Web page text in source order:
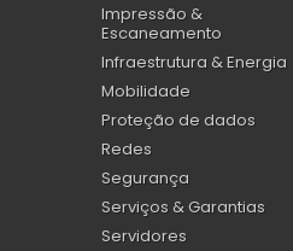
Impressão &
Escaneamento
Infraestrutura & Energia
Mobilidade
Proteção de dados
Redes
Segurança
Serviços & Garantias
Servidores